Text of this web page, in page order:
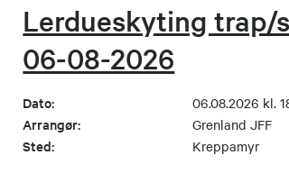
Lerdueskyting trap/
06-08-2026
Dato: 06.08.2026 kl.
Arrangør: Grenland JFF
Sted: Kreppamyr